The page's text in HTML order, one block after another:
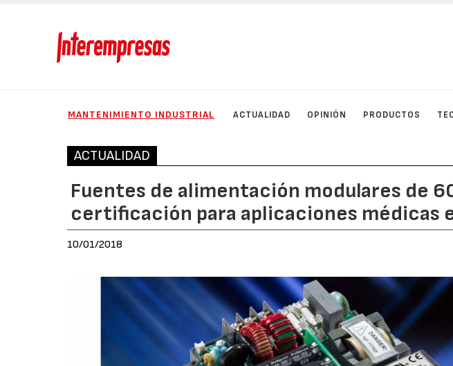
MANTENIMIENTO INDUSTRIAL ACTUALIDAD OPINIÓN PRODUCTOS
ACTUALIDAD
Fuentes de alimentación modulares de
certificación para aplicaciones médicas
10/01/2018